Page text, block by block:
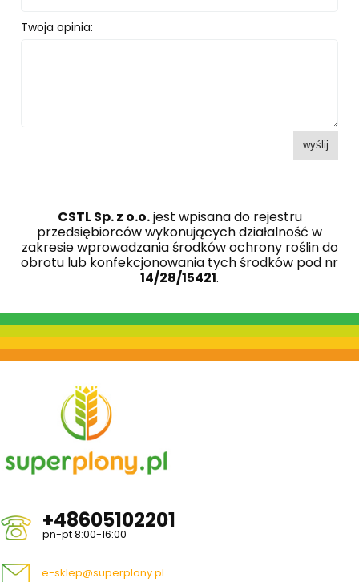
Twoja opinia:
wyślij
CSTL Sp. z o.o.jest wpisana do rejestru
przedsiębiorców wykonujących działalność w
zakresie wprowadzania środków ochrony roślin do
obrotu lub konfekcjonowania tych środków pod nr
14/28/15421.
+48605102201
pn-pt 8:00-16:00
e-sklep@superplony.pl